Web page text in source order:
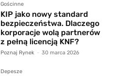
Gościnne
KIP jako nowy standard
bezpieczeństwa. Dlaczego
korporacje wolą partnerów
z pełną licencją KNF?
Poznaj Rynek - 30 marca 2026
Depesze